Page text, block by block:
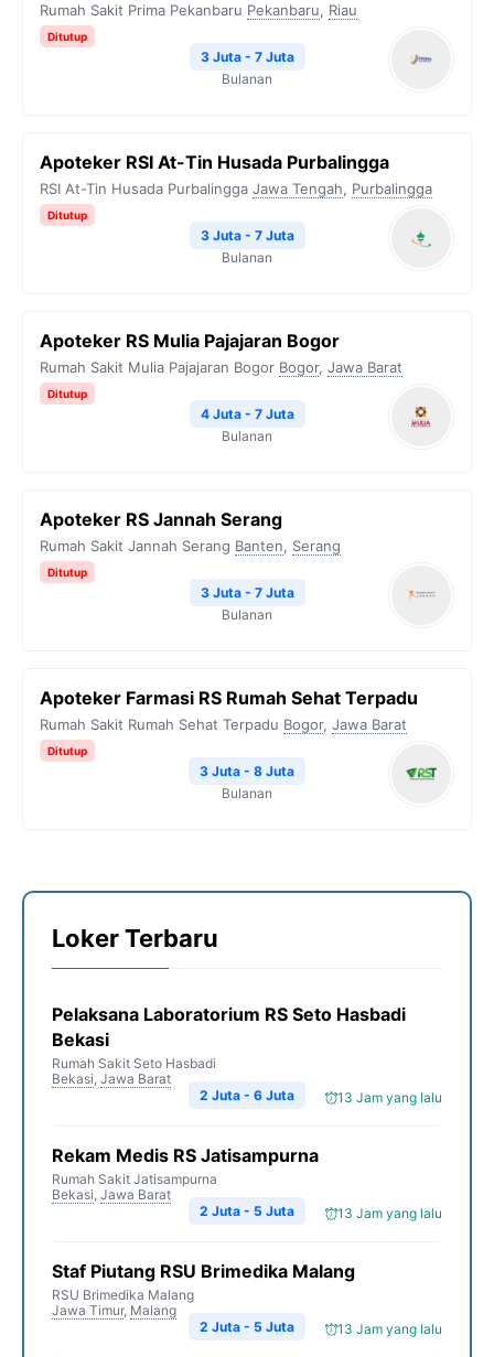
Rumah Sakit Prima Pekanbaru Pekanbaru, Riau
Ditutup
3 Juta - 7 Juta
Bulanan
Apoteker RSI At-Tin Husada Purbalingga
RSI At-Tin Husada Purbalingga Jawa Tengah, Purbalingga
Ditutup
3 Juta - 7 Juta
Bulanan
Apoteker RS Mulia Pajajaran Bogor
Rumah Sakit Mulia Pajajaran Bogor Bogor, Jawa Barat
Ditutup
4 Juta - 7 Juta
Bulanan
Apoteker RS Jannah Serang
Rumah Sakit Jannah Serang Banten, Serang
Ditutup
3 Juta - 7 Juta
Bulanan
Apoteker Farmasi RS Rumah Sehat Terpadu
Rumah Sakit Rumah Sehat Terpadu Bogor, Jawa Barat
Ditutup
3 Juta - 8 Juta
Bulanan
Loker Terbaru
Pelaksana Laboratorium RS Seto Hasbadi
Bekasi
Rumah Sakit Seto Hasbadi
Bekasi, Jawa Barat
13 Jam yang lalu
2 Juta - 6 Juta
Rekam Medis RS Jatisampurna
Rumah Sakit Jatisampurna
Bekasi, Jawa Barat
13 Jam yang lalu
2 Juta - 5 Juta
Staf Piutang RSU Brimedika Malang
RSU Brimedika Malang
Jawa Timur, Malang
13 Jam yang lalu
2 Juta - 5 Juta